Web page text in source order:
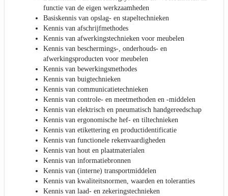
functie van de eigen werkzaamheden
Basiskennis van opslag- en stapeltechnieken
Kennis van afschrijfmethodes
Kennis van afwerkingstechnieken voor meubelen
Kennis van beschermings-, onderhouds- en
afwerkingsproducten voor meubelen
Kennis van bewerkingsmethodes
Kennis van buigtechnieken
Kennis van communicatietechnieken
Kennis van controle- en meetmethoden en -middelen
Kennis van elektrisch en pneumatisch handgereedschap
Kennis van ergonomische hef- en tiltechnieken
Kennis van etikettering en productidentificatie
Kennis van functionele rekenvaardigheden
Kennis van hout en plaatmaterialen
Kennis van informatiebronnen
Kennis van (interne) transportmiddelen
Kennis van kwaliteitsnormen, waarden en toleranties
Kennis van laad- en zekeringstechnieken